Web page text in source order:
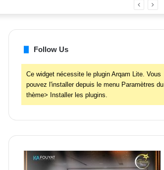
Follow Us
Ce widget nécessite le plugin Arqam Lite. Vous
pouvez l'installer depuis le menu Paramètres du
thème> Installer les plugins.